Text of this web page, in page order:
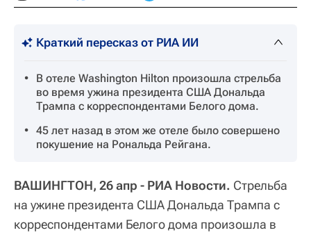
Краткий пересказ от РИА ИИ
В отеле Washington Hilton произошла стрельба
во время ужина президента США Дональда
Трампа с корреспондентами Белого дома.
45 лет назад в этом же отеле было совершено
покушение на Рональда Рейгана.
ВАШИНГТОН, 26 апр - РИА Новости. Стрельба
на ужине президента США Дональда Трампа с
корреспондентами Белого дома произошла в